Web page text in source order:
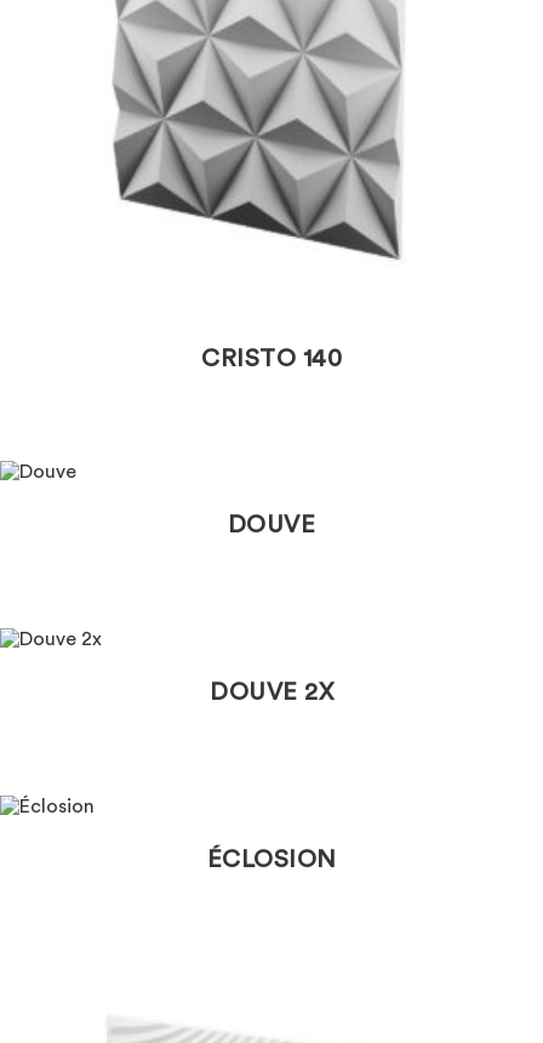
CRISTO 140
DOUVE
DOUVE 2X
ÉCLOSION